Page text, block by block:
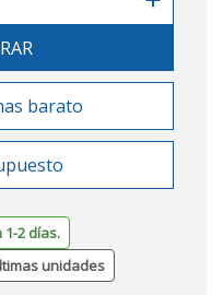
barato
2 días.
unidades